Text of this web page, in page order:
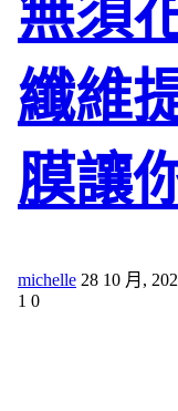
無須
纖維
膜讓
michelle 28 10 月,
1 0